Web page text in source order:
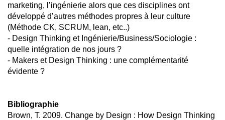
marketing, l’ingénierie alors que ces disciplines ont
développé d’autres méthodes propres à leur culture
(Méthode CK, SCRUM, lean, etc..)
- Design Thinking et Ingénierie/Business/Sociologie :
quelle intégration de nos jours ?
- Makers et Design Thinking : une complémentarité
évidente ?
Bibliographie
Brown, T. 2009. Change by Design : How Design Thinking